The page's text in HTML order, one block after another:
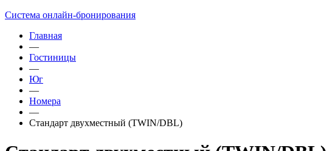
Cистема онлайн-бронирования
Главная
—
Гостиницы
—
Юг
—
Номера
—
Стандарт двухместный (TWIN/DBL)